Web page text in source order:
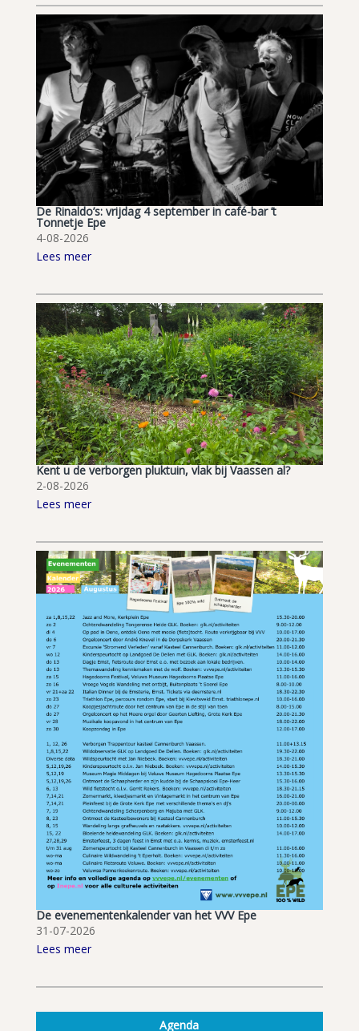
De Rinaldo’s: vrijdag 4 september in café-bar ’t
Tonnetje Epe
4-08-2026
Lees meer
Kent u de verborgen pluktuin, vlak bij Vaassen al?
2-08-2026
Lees meer
De evenementenkalender van het VVV Epe
31-07-2026
Lees meer
Agenda